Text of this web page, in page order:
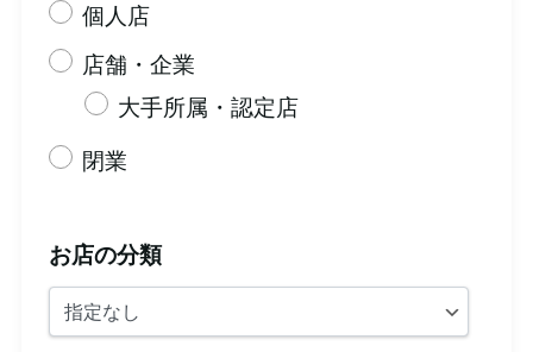
個人店
店舗・企業
大手所属・認定店
閉業
お店の分類